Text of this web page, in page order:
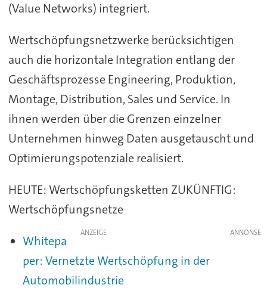
(Value Networks) integriert.
Wertschöpfungsnetzwerke berücksichtigen
auch die horizontale Integration entlang der
Geschäftsprozesse Engineering, Produktion,
Montage, Distribution, Sales und Service. In
ihnen werden über die Grenzen einzelner
Unternehmen hinweg Daten ausgetauscht und
Optimierungspotenziale realisiert.
HEUTE: Wertschöpfungsketten ZUKÜNFTIG:
Wertschöpfungsnetze
ANZEIGE
Whitepa
per: Vernetzte Wertschöpfung in der
Automobilindustrie